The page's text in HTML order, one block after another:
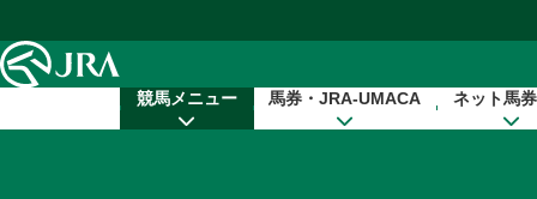
競馬メニュー 馬券・JRA-UMACA ネット馬